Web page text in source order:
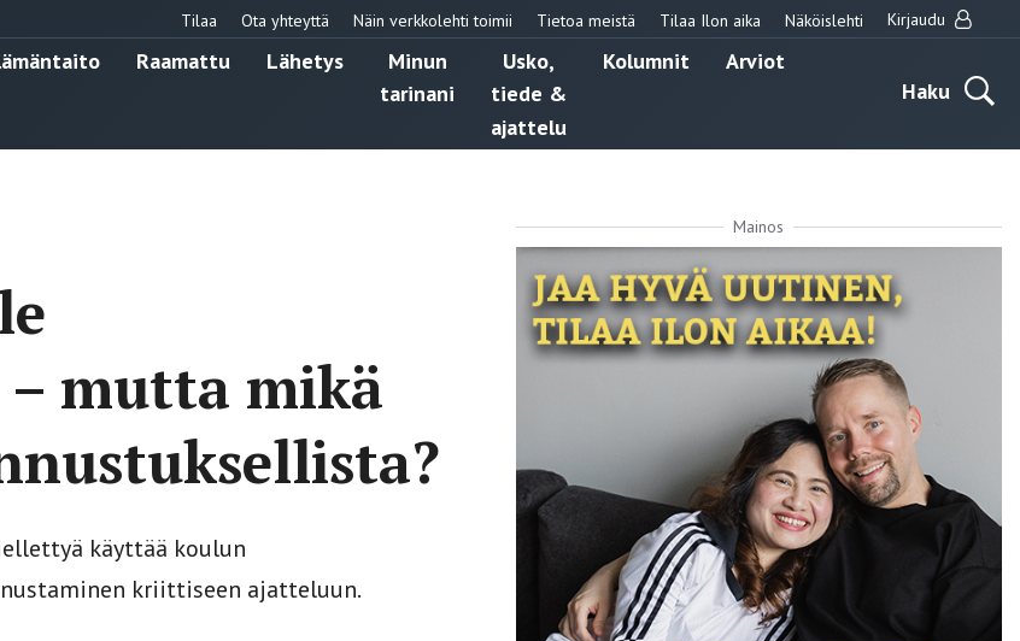
Tilaa Ota yhteyttä Näin verkkolehti toimii Tietoa meistä Tilaa Ilon aika Näköislehti Kirjaudu
Raamattu Lähetys
Minun
tarinani
Usko,
tiede &
ajattelu
Kolumnit
Arviot
Haku
mutta mikä
käyttää koulun
kriittiseen ajatteluun.
Mainos